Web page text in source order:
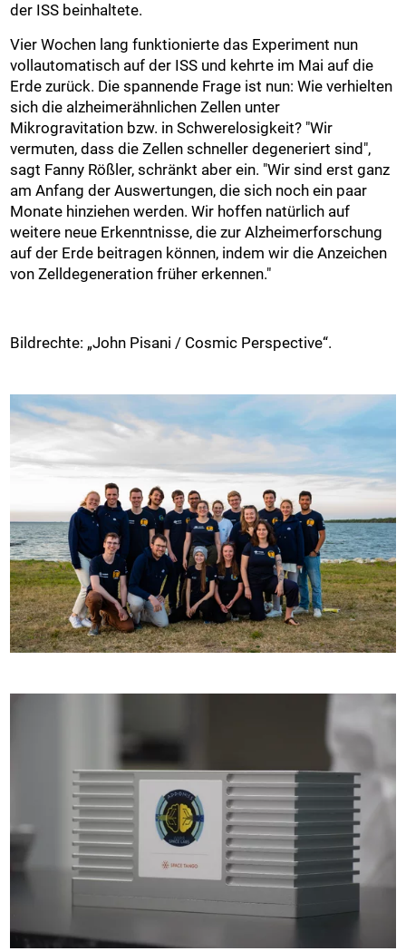
der ISS beinhaltete.
Vier Wochen lang funktionierte das Experiment nun
vollautomatisch auf der ISS und kehrte im Mai auf die
Erde zurück. Die spannende Frage ist nun: Wie verhielten
sich die alzheimerähnlichen Zellen unter
Mikrogravitation bzw. in Schwerelosigkeit? "Wir
vermuten, dass die Zellen schneller degeneriert sind",
sagt Fanny Rößler, schränkt aber ein. "Wir sind erst ganz
am Anfang der Auswertungen, die sich noch ein paar
Monate hinziehen werden. Wir hoffen natürlich auf
weitere neue Erkenntnisse, die zur Alzheimerforschung
auf der Erde beitragen können, indem wir die Anzeichen
von Zelldegeneration früher erkennen."
Bildrechte: „John Pisani / Cosmic Perspective“.